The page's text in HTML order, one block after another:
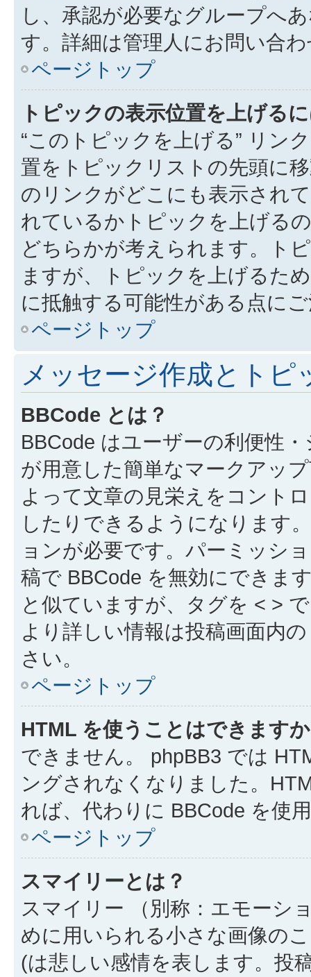
し、承認が必要なグループへ
す。詳細は管理人にお問い合
ページトップ
トピックの表示位置を上げる
“このトピックを上げる” リン
置をトピックリストの先頭に
のリンクがどこにも表示され
れているかトピックを上げる
どちらかが考えられます。ト
ますが、トピックを上げるた
に抵触する可能性がある点に
ページトップ
メッセージ作成とトピ
BBCode とは？
BBCode はユーザーの利便性
が用意した簡単なマークアッ
よって文章の見栄えをコント
したりできるようになります
ョンが必要です。パーミッシ
稿で BBCode を無効にできま
と似ていますが、タグを < >
より詳しい情報は投稿画面内
さい。
ページトップ
HTML を使うことはできます
できません。 phpBB3 では
ングされなくなりました。
れば、代わりに BBCode を使
ページトップ
スマイリーとは？
スマイリー （別称：エモーシ
めに用いられる小さな画像の
(は悲しい感情を表します。投